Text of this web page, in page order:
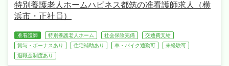
特別養護老人ホームハピネス都筑の准看護師求人（横
浜市・正社員）
准看護師 特別養護老人ホーム 社会保険完備
交通費支給
賞与・ボーナスあり
住宅補助あり 車・バイク通勤可
未経験可
退職金制度あり